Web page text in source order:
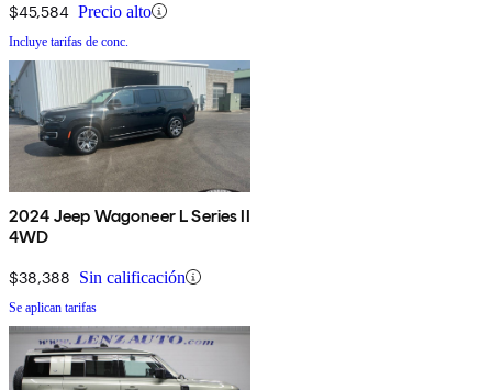
$45,584 Precio alto
Incluye tarifas de conc.
2024 Jeep Wagoneer L Series II
4WD
$38,388 Sin calificación
Se aplican tarifas